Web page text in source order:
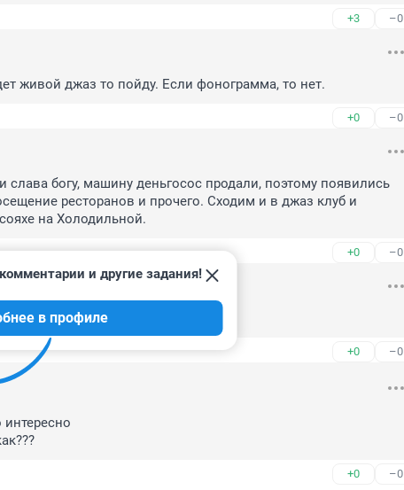
+3 –0
живой джаз то пойду. Если фонограмма, то нет.
+0 –0
богу, машину деньгосос продали, поэтому появились
ресторанов и прочего. Сходим и в джаз клуб и
на Холодильной.
+0 –0
кафе. Мишлен что ли
+0 –0
и другие задания!
в профиле
+0 –0